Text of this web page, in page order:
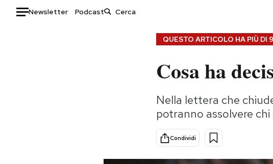
Newsletter Podcast
Consumismi
Storie/Idee
Ok Boomer!
Media
QUESTO ARTICOLO HA PIÙ DI
Cosa ha
Nella lettera che
potranno assolvere
Condividi